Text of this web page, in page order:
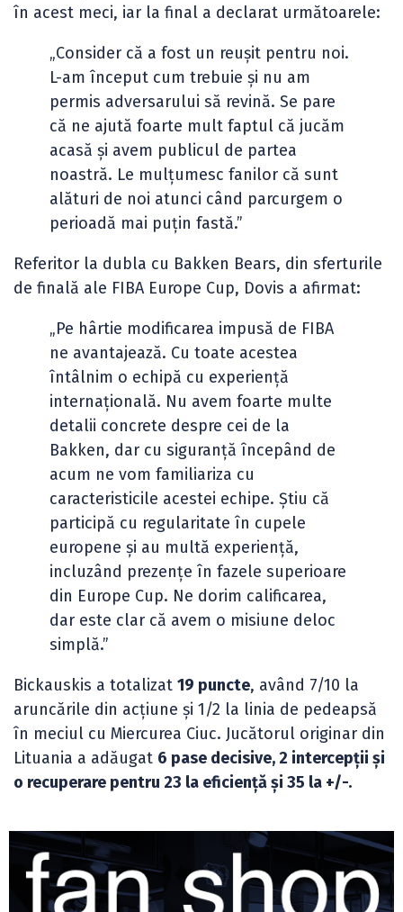
în acest meci, iar la final a declarat următoarele:
„Consider că a fost un reușit pentru noi.
L-am început cum trebuie și nu am
permis adversarului să revină. Se pare
că ne ajută foarte mult faptul că jucăm
acasă și avem publicul de partea
noastră. Le mulțumesc fanilor că sunt
alături de noi atunci când parcurgem o
perioadă mai puțin fastă.”
Referitor la dubla cu Bakken Bears, din sferturile
de finală ale FIBA Europe Cup, Dovis a afirmat:
„Pe hârtie modificarea impusă de FIBA
ne avantajează. Cu toate acestea
întâlnim o echipă cu experiență
internațională. Nu avem foarte multe
detalii concrete despre cei de la
Bakken, dar cu siguranță începând de
acum ne vom familiariza cu
caracteristicile acestei echipe. Știu că
participă cu regularitate în cupele
europene și au multă experiență,
incluzând prezențe în fazele superioare
din Europe Cup. Ne dorim calificarea,
dar este clar că avem o misiune deloc
simplă.”
Bickauskis a totalizat 19 puncte, având 7/10 la
aruncările din acțiune și 1/2 la linia de pedeapsă
în meciul cu Miercurea Ciuc. Jucătorul originar din
Lituania a adăugat 6 pase decisive, 2 intercepții și
o recuperare pentru 23 la eficiență și 35 la +/-.